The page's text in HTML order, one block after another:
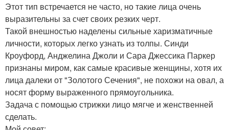
Этот тип встречается не часто, но такие лица очень
выразительны за счет своих резких черт.
Такой внешностью наделены сильные харизматичные
личности, которых легко узнать из толпы. Синди
Кроуфорд, Анджелина Джоли и Сара Джессика Паркер
признаны миром, как самые красивые женщины, хотя их
лица далеки от "Золотого Сечения", не похожи на овал, а
носят форму выраженного прямоугольника.
Задача с помощью стрижки лицо мягче и женственней
сделать.